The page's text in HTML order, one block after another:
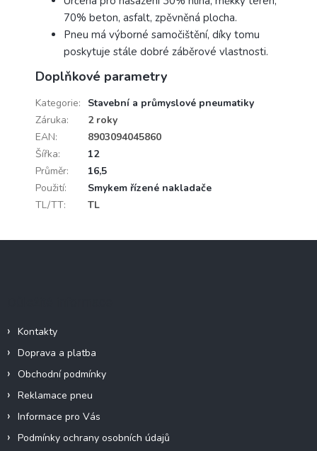
70% beton, asfalt, zpěvněná plocha.
Pneu má výborné samočištění, díky tomu
poskytuje stále dobré záběrové vlastnosti.
Doplňkové parametry
Kategorie:
Stavební a průmyslové pneumatiky
Záruka:
2 roky
EAN:
8903094045860
Šířka:
12
Průměr:
16,5
Použití:
Smykem řízené nakladače
TL/TT: TL
Kontakty
Doprava a platba
Obchodní podmínky
Reklamace pneu
Informace pro Vás
Podmínky ochrany osobních údajů